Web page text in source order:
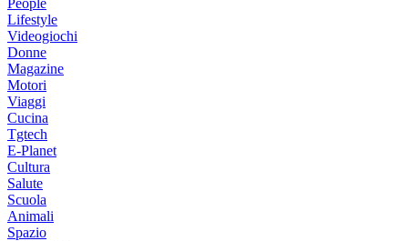
Lifestyle
Videogiochi
Donne
Magazine
Motori
Viaggi
Cucina
Tgtech
E-Planet
Cultura
Salute
Scuola
Animali
Spazio